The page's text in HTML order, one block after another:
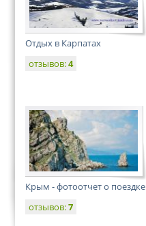
Отдых в Карпатах
отзывов:4
Крым - фотоотчет о поездке
отзывов:7